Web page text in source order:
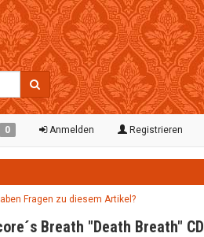
0 Anmelden Registrieren
Fragen zu diesem Artikel?
Breath "Death Breath" CD